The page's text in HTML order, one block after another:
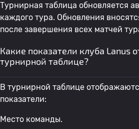
Турнирная таблица обновляется
каждого тура. Обновления
после завершения всех матчей
Какие показатели клуба Lanus
турнирной таблице?
В турнирной таблице
показатели:
Место команды.